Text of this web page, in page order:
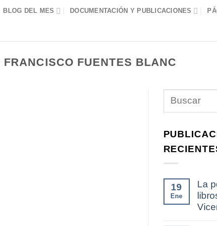
BLOG DEL MES DOCUMENTACIÓN Y PUBLICACIONES
FRANCISCO FUENTES BLANC
19
Ene
La